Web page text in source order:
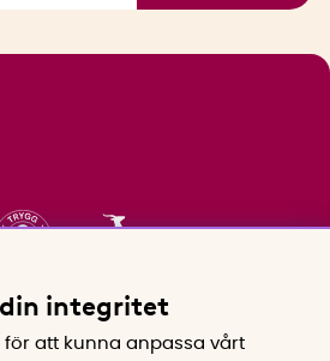
din integritet
för att kunna anpassa vårt